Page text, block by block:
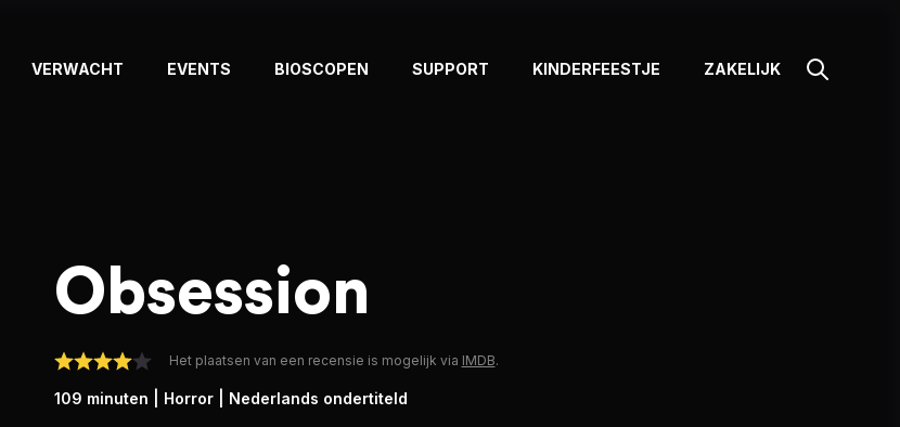
VERWACHT EVENTS BIOSCOPEN SUPPORT KINDERFEESTJE ZAKELIJK
Obsession
Het plaatsen van een recensie is mogelijk via IMDB.
109 minuten | Horror | Nederlands ondertiteld